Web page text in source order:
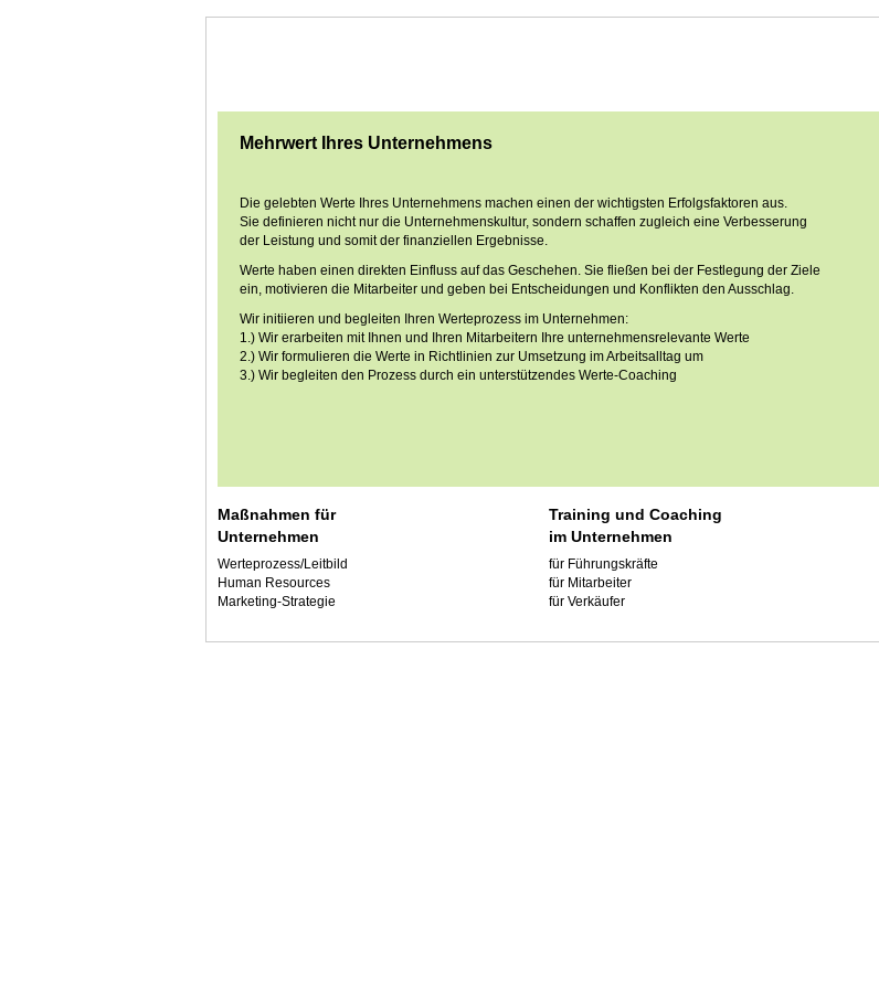
Mehrwert Ihres Unternehmens
Die gelebten Werte Ihres Unternehmens machen einen der wichtigsten Erfolgsfaktoren aus.
Sie definieren nicht nur die Unternehmenskultur, sondern schaffen zugleich eine Verbesserung
der Leistung und somit der finanziellen Ergebnisse.
Werte haben einen direkten Einfluss auf das Geschehen. Sie fließen bei der Festlegung der Ziele
ein, motivieren die Mitarbeiter und geben bei Entscheidungen und Konflikten den Ausschlag.
Wir initiieren und begleiten Ihren Werteprozess im Unternehmen:
1.) Wir erarbeiten mit Ihnen und Ihren Mitarbeitern Ihre unternehmensrelevante Werte
2.) Wir formulieren die Werte in Richtlinien zur Umsetzung im Arbeitsalltag um
3.) Wir begleiten den Prozess durch ein unterstützendes Werte-Coaching
Maßnahmen für
Unternehmen
Werteprozess/Leitbild
Human Resources
Marketing-Strategie
Training und Coaching
im Unternehmen
für Führungskräfte
für Mitarbeiter
für Verkäufer